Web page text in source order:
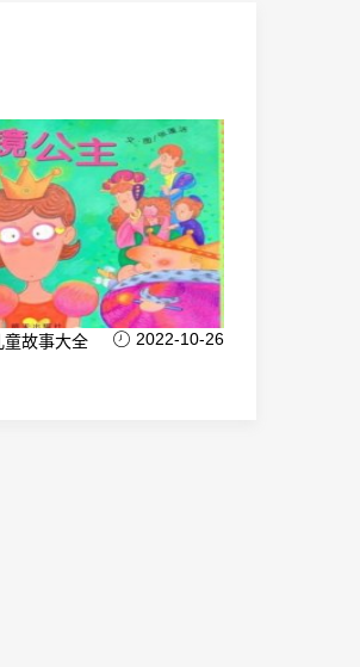
童故事大全 2022-10-26